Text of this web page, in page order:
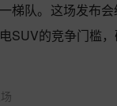
梯队。这场发布
SUV的竞争门槛